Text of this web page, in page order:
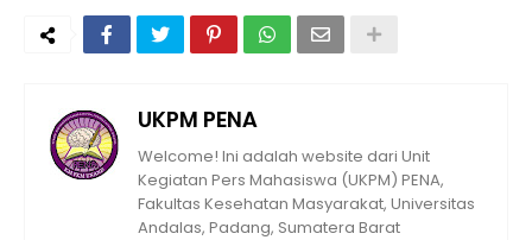
UKPM PENA
Welcome! Ini adalah website dari Unit
Kegiatan Pers Mahasiswa (UKPM) PENA,
Fakultas Kesehatan Masyarakat, Universitas
Andalas, Padang, Sumatera Barat